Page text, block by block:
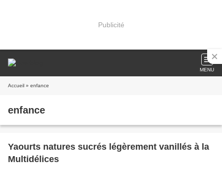
Publicité
MENU
Accueil » enfance
enfance
Yaourts natures sucrés légèrement vanillés à la
Multidélices